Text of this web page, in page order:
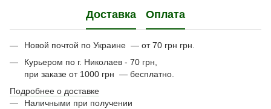
Доставка Оплата
Новой почтой по Украине — от 70 грн грн.
Курьером по г. Николаев - 70 грн,
при заказе от 1000 грн — бесплатно.
Подробнее о доставке
Наличными при получении